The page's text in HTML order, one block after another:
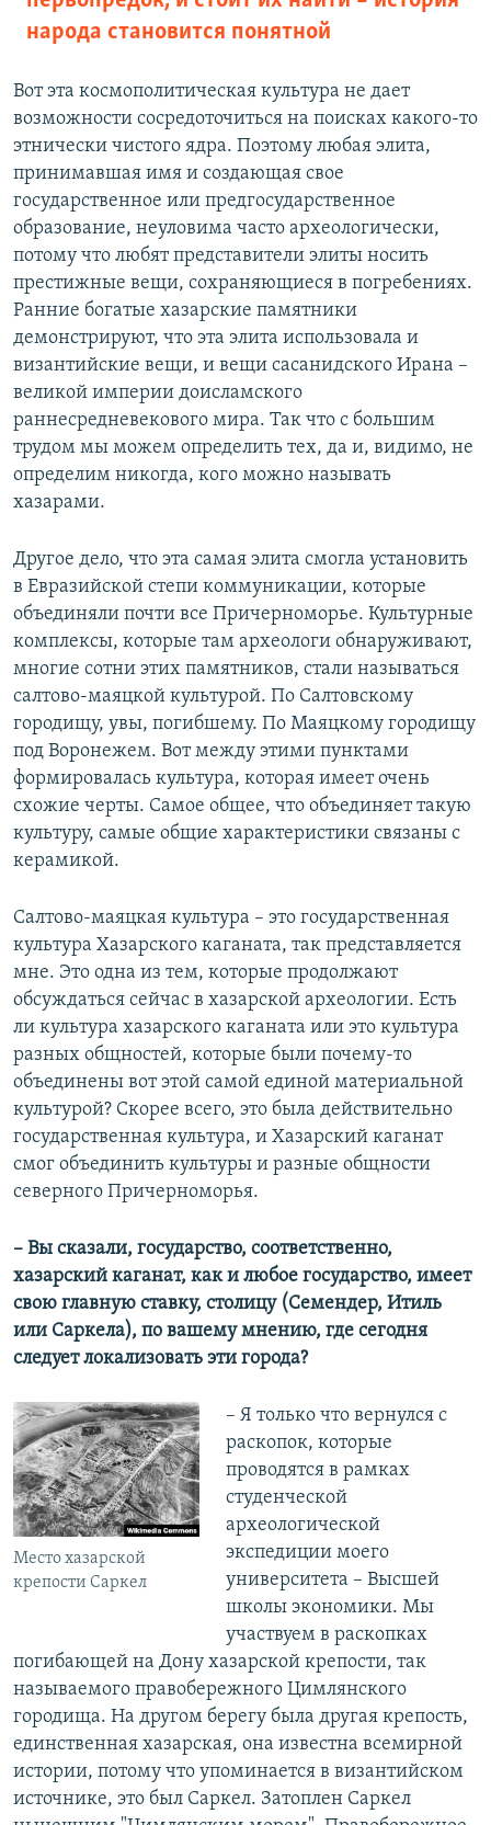
народа становится понятной
Вот эта космополитическая культура не дает
возможности сосредоточиться на поисках какого-то
этнически чистого ядра. Поэтому любая элита,
принимавшая имя и создающая свое
государственное или предгосударственное
образование, неуловима часто археологически,
потому что любят представители элиты носить
престижные вещи, сохраняющиеся в погребениях.
Ранние богатые хазарские памятники
демонстрируют, что эта элита использовала и
византийские вещи, и вещи сасанидского Ирана –
великой империи доисламского
раннесредневекового мира. Так что с большим
трудом мы можем определить тех, да и, видимо, не
определим никогда, кого можно называть
хазарами.
Другое дело, что эта самая элита смогла установить
в Евразийской степи коммуникации, которые
объединяли почти все Причерноморье. Культурные
комплексы, которые там археологи обнаруживают,
многие сотни этих памятников, стали называться
салтово-маяцкой культурой. По Салтовскому
городищу, увы, погибшему. По Маяцкому городищу
под Воронежем. Вот между этими пунктами
формировалась культура, которая имеет очень
схожие черты. Самое общее, что объединяет такую
культуру, самые общие характеристики связаны с
керамикой.
Салтово-маяцкая культура – это государственная
культура Хазарского каганата, так представляется
мне. Это одна из тем, которые продолжают
обсуждаться сейчас в хазарской археологии. Есть
ли культура хазарского каганата или это культура
разных общностей, которые были почему-то
объединены вот этой самой единой материальной
культурой? Скорее всего, это была действительно
государственная культура, и Хазарский каганат
смог объединить культуры и разные общности
северного Причерноморья.
– Вы сказали, государство, соответственно,
хазарский каганат, как и любое государство, имеет
свою главную ставку, столицу (Семендер, Итиль
или Саркела), по вашему мнению, где сегодня
следует локализовать эти города?
Место хазарской
крепости Саркел
– Я только что вернулся с
раскопок, которые
проводятся в рамках
студенческой
археологической
экспедиции моего
университета – Высшей
школы экономики. Мы
участвуем в раскопках
погибающей на Дону хазарской крепости, так
называемого правобережного Цимлянского
городища. На другом берегу была другая крепость,
единственная хазарская, она известна всемирной
истории, потому что упоминается в византийском
источнике, это был Саркел. Затоплен Саркел